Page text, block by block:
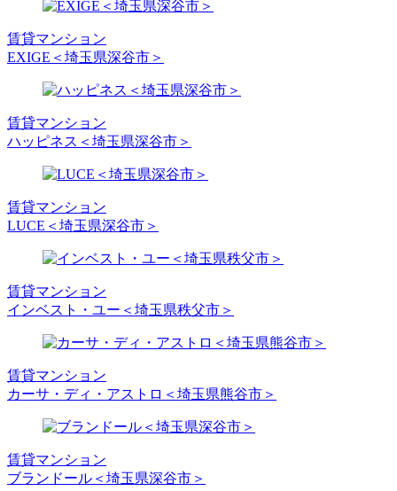
賃貸マンション
EXIGE＜埼玉県深谷市＞
賃貸マンション
ハッピネス＜埼玉県深谷市＞
賃貸マンション
LUCE＜埼玉県深谷市＞
賃貸マンション
インベスト・ユー＜埼玉県秩父市＞
賃貸マンション
カーサ・ディ・アストロ＜埼玉県熊谷市＞
賃貸マンション
ブランドール＜埼玉県深谷市＞